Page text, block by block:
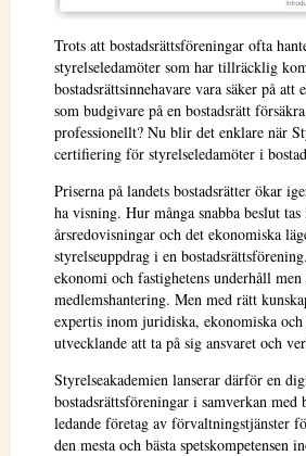
Trots att bostadsrättsföreningar ofta
styrelseledamöter som har tillräcklig
bostadsrättsinnehavare vara säker på
som budgivare på en bostadsrätt
professionellt? Nu blir det enklare när
certifiering för styrelseledamöter i
Priserna på landets bostadsrätter ökar
ha visning. Hur många snabba beslut
årsredovisningar och det ekonomiska
styrelseuppdrag i en
ekonomi och fastighetens underhåll
medlemshantering. Men med rätt
expertis inom juridiska, ekonomiska
utvecklande att ta på sig ansvaret och
Styrelseakademien lanserar därför en
bostadsrättsföreningar i samverkan med
ledande företag av förvaltningstjänster
den mesta och bästa spetskompetensen